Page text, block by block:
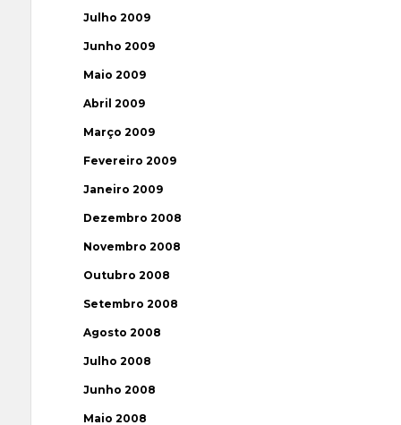
Julho 2009
Junho 2009
Maio 2009
Abril 2009
Março 2009
Fevereiro 2009
Janeiro 2009
Dezembro 2008
Novembro 2008
Outubro 2008
Setembro 2008
Agosto 2008
Julho 2008
Junho 2008
Maio 2008